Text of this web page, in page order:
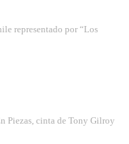
representado por “Los
Piezas, cinta de Tony Gilroy